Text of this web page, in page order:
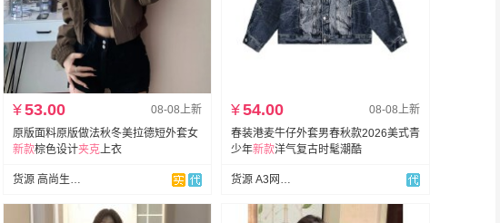
08-08上新
¥53.00
原版面料原版做法秋冬美拉德短外套女
新款棕色设计夹克上衣
货源 高尚生活羽绒服
08-08上新
¥54.00
春装港麦牛仔外套男春秋款2026美式青
少年新款洋气复古时髦潮酷
货源 A3网批男装